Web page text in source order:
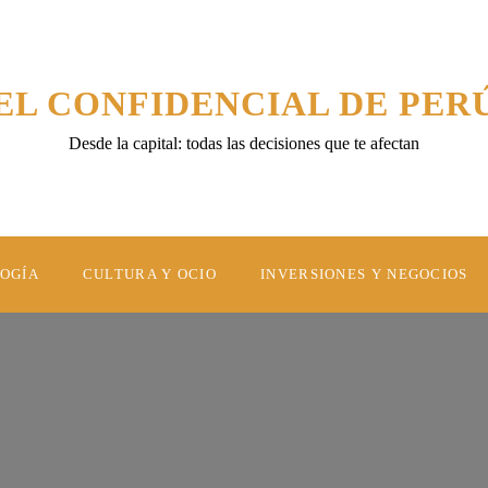
CONFIDENCIAL DE
Desde la capital: todas las decisiones que te afectan
CULTURA Y OCIO INVERSIONES Y NEGOCIOS